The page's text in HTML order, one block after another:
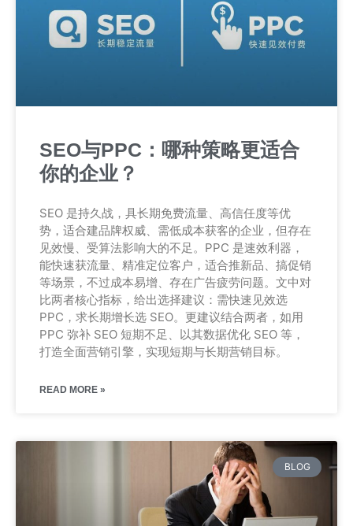
SEO与PPC：哪种策略更适合
你的企业？
SEO 是持久战，具长期免费流量、高信任度等优
势，适合建品牌权威、需低成本获客的企业，但存在
见效慢、受算法影响大的不足。PPC 是速效利器，
能快速获流量、精准定位客户，适合推新品、搞促销
等场景，不过成本易增、存在广告疲劳问题。文中对
比两者核心指标，给出选择建议：需快速见效选
PPC，求长期增长选 SEO。更建议结合两者，如用
PPC 弥补 SEO 短期不足、以其数据优化 SEO 等，
打造全面营销引擎，实现短期与长期营销目标。
READ MORE »
BLOG